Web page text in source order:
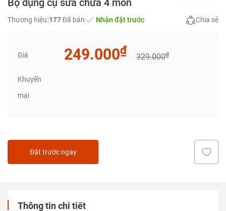
Bộ dụng cụ sửa chữa 4 món
Thương hiệu:177Đã bán Nhận đặt trước Chia sẻ
Giá 249.000₫
329.000₫
Khuyến
mại
Đặt trước ngay
Thông tin chi tiết